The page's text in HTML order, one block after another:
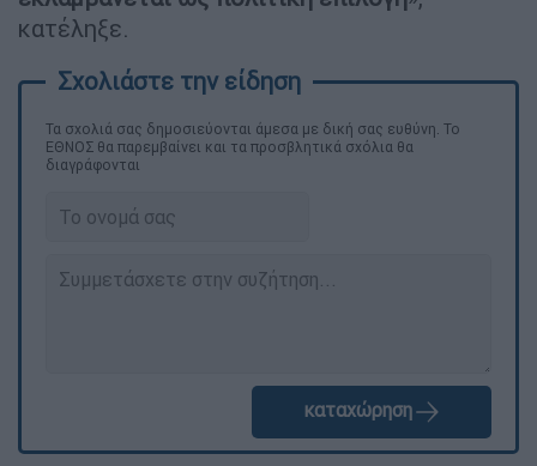
κατέληξε.
Τα σχολιά σας δημοσιεύονται άμεσα με δική σας ευθύνη. Το
ΕΘΝΟΣ θα παρεμβαίνει και τα προσβλητικά σχόλια θα
διαγράφονται
καταχώρηση